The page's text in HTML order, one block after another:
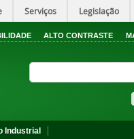
Serviços Legislação
ALTO CONTRASTE
Industrial